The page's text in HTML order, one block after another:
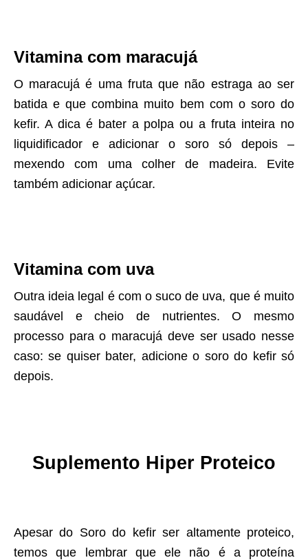
Vitamina com maracujá
O maracujá é uma fruta que não estraga ao ser
batida e que combina muito bem com o soro do
kefir. A dica é bater a polpa ou a fruta inteira no
liquidificador e adicionar o soro só depois –
mexendo com uma colher de madeira. Evite
também adicionar açúcar.
Vitamina com uva
Outra ideia legal é com o suco de uva, que é muito
saudável e cheio de nutrientes. O mesmo
processo para o maracujá deve ser usado nesse
caso: se quiser bater, adicione o soro do kefir só
depois.
Suplemento Hiper Proteico
Apesar do Soro do kefir ser altamente proteico,
temos que lembrar que ele não é a proteína